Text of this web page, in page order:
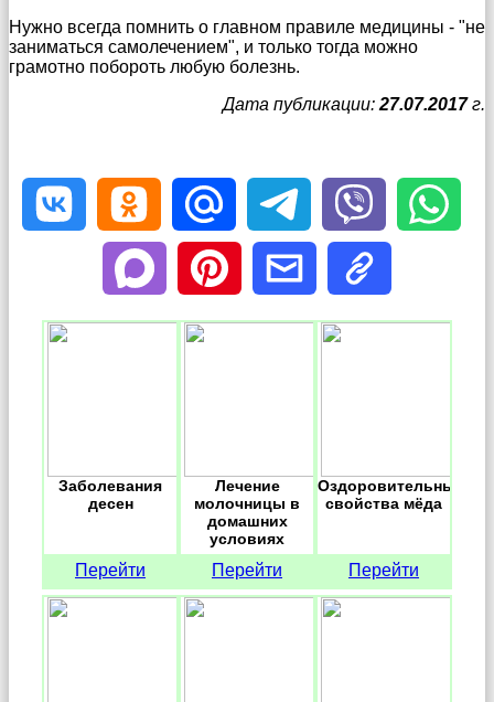
Нужно всегда помнить о главном правиле медицины - "не
заниматься самолечением", и только тогда можно
грамотно побороть любую болезнь.
Дата публикации: 27.07.2017г.
Заболевания
десен
Перейти
Лечение
молочницы в
домашних
условиях
Перейти
Оздоровительные
свойства мёда
Перейти